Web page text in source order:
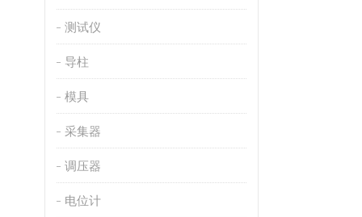
测试仪
导柱
模具
采集器
调压器
电位计